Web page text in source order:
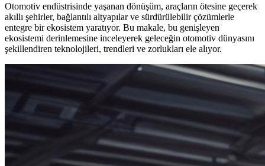
Otomotiv endüstrisinde yaşanan dönüşüm, araçların ötesine geçerek
akıllı şehirler, bağlantılı altyapılar ve sürdürülebilir çözümlerle
entegre bir ekosistem yaratıyor. Bu makale, bu genişleyen
ekosistemi derinlemesine inceleyerek geleceğin otomotiv dünyasını
şekillendiren teknolojileri, trendleri ve zorlukları ele alıyor.